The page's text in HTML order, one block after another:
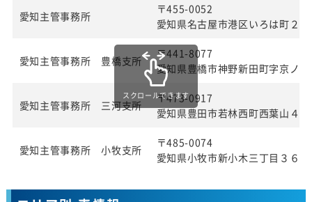
愛知主管事務所
〒455-0052
愛知県名古屋市港区いろは町２
愛知主管事務所 豊橋支所
〒441-8077
愛知県豊橋市神野新田町字京ノ
愛知主管事務所 三河支所
〒473-0917
愛知県豊田市若林西町西葉山４
愛知主管事務所 小牧支所
〒485-0074
愛知県小牧市新小木三丁目３６
スクロールできます